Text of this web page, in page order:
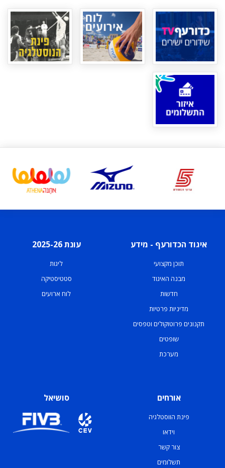
איגוד הכדורעף - מידע
תוכן מקצועי
מבנה האיגוד
חדשות
מדיניות פרטיות
תקנונים פרוטוקולים וטפסים
שופטים
מערכת
עונת 2025-26
ליגות
סטטיסטיקה
לוח ארועים
אורחים
פינת הווסטלגיה
וידאו
צור קשר
תשלומים
סושיאל